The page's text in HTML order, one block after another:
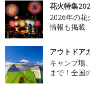
花火特集
2026年の花
情報も掲載
アウトドア
キャンプ場
まで！全国